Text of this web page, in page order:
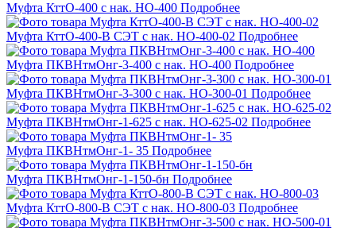
Муфта КттО-400 с нак. НО-400 Подробнее
Муфта КттО-400-В СЭТ с нак. НО-400-02 Подробнее
Муфта ПКВНтмОнг-3-400 с нак. НО-400 Подробнее
Муфта ПКВНтмОнг-3-300 с нак. НО-300-01 Подробнее
Муфта ПКВНтмОнг-1-625 с нак. НО-625-02 Подробнее
Муфта ПКВНтмОнг-1- 35 Подробнее
Муфта ПКВНтмОнг-1-150-бн Подробнее
Муфта КттО-800-В СЭТ с нак. НО-800-03 Подробнее